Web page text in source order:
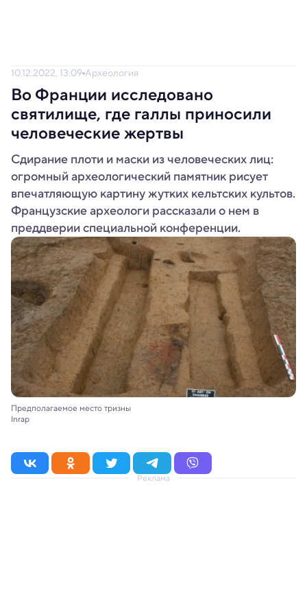
10.12.2022, 13:09 Археология
Во Франции исследовано
святилище, где галлы приносили
человеческие жертвы
Сдирание плоти и маски из человеческих лиц:
огромный археологический памятник рисует
впечатляющую картину жутких кельтских культов.
Французские археологи рассказали о нем в
преддверии специальной конференции.
Предполагаемое место тризны
Inrap
Реклама